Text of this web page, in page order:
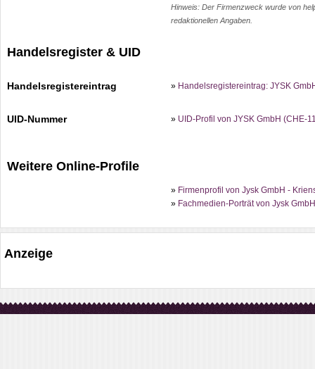
Hinweis: Der Firmenzweck wurde von
redaktionellen Angaben.
Handelsregister & UID
Handelsregistereintrag » Handelsregistereintrag: JYSK
UID-Nummer » UID-Profil von JYSK GmbH (CHE-
Weitere Online-Profile
» Firmenprofil von Jysk GmbH -
» Fachmedien-Porträt von Jysk
Anzeige